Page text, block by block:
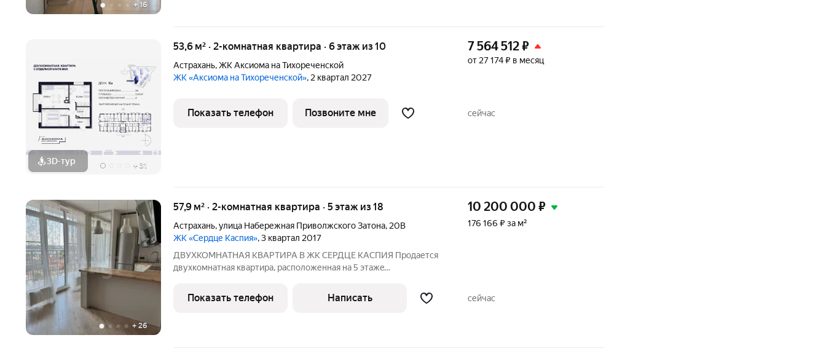
+ 16
3D-тур + 31
53,6 м² · 2-комнатная квартира · 6 этаж из 10
Астрахань,ЖК Аксиома на Тихореченской
ЖК «Аксиома на Тихореченской», 2 квартал 2027
7 564 512₽
от 27 174 ₽ в месяц
Показать телефон Позвоните мне сейчас
+ 26
57,9 м² · 2-комнатная квартира · 5 этаж из 18
Астрахань,улица Набережная Приволжского Затона, 20В
ЖК «Сердце Каспия», 3 квартал 2017
ДВУХКОМНАТНАЯ КВАРТИРА В ЖК СЕРДЦЕ КАСПИЯ Пpoдается
двухкомнатнaя кваpтирa, рacпoложеннaя на 5 этaжe
Кaспия» Очень красивые видовые характеристики: из окон
спальни вид на канал им. Варвация, из
10 200 000 ₽
176 166 ₽ за м²
Показать телефон Написать сейчас